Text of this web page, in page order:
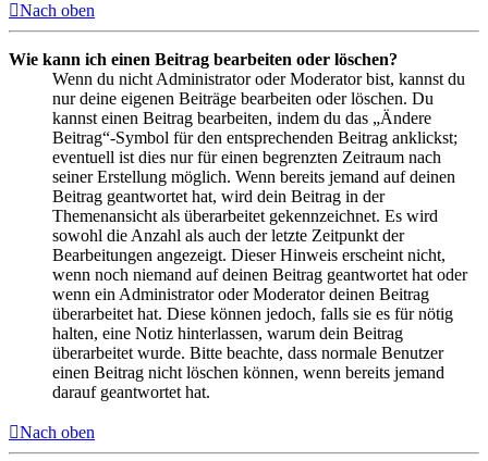
Nach oben
Wie kann ich einen Beitrag bearbeiten oder löschen?
Wenn du nicht Administrator oder Moderator bist, kannst du
nur deine eigenen Beiträge bearbeiten oder löschen. Du
kannst einen Beitrag bearbeiten, indem du das „Ändere
Beitrag“-Symbol für den entsprechenden Beitrag anklickst;
eventuell ist dies nur für einen begrenzten Zeitraum nach
seiner Erstellung möglich. Wenn bereits jemand auf deinen
Beitrag geantwortet hat, wird dein Beitrag in der
Themenansicht als überarbeitet gekennzeichnet. Es wird
sowohl die Anzahl als auch der letzte Zeitpunkt der
Bearbeitungen angezeigt. Dieser Hinweis erscheint nicht,
wenn noch niemand auf deinen Beitrag geantwortet hat oder
wenn ein Administrator oder Moderator deinen Beitrag
überarbeitet hat. Diese können jedoch, falls sie es für nötig
halten, eine Notiz hinterlassen, warum dein Beitrag
überarbeitet wurde. Bitte beachte, dass normale Benutzer
einen Beitrag nicht löschen können, wenn bereits jemand
darauf geantwortet hat.
Nach oben